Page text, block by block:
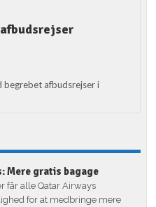
begrebet afbudsrejser i
Mere gratis bagage
får alle Qatar Airways
for at medbringe mere